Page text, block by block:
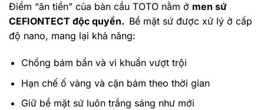
Điểm “ăn tiền” của bàn cầu TOTO nằm ở men sứ
CEFIONTECT độc quyền. Bề mặt sứ được xử lý ở cấp
độ nano, mang lại khả năng:
Chống bám bẩn và vi khuẩn vượt trội
Hạn chế ố vàng và cặn bám theo thời gian
Giữ bề mặt sứ luôn trắng sáng như mới